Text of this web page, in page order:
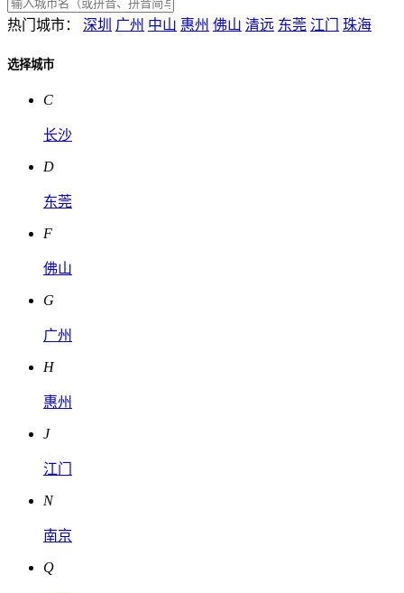
热门城市： 深圳 广州 中山 惠州 佛山 清远 东莞 江门 珠海
选择城市
C
长沙
D
东莞
F
佛山
G
广州
H
惠州
J
江门
N
南京
Q